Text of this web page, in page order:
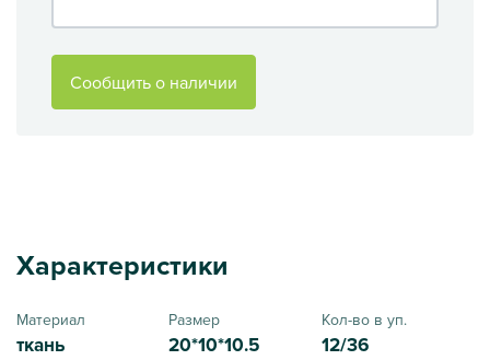
Сообщить о наличии
Характеристики
Материал
ткань
Размер
20*10*10.5
Кол-во в уп.
12/36